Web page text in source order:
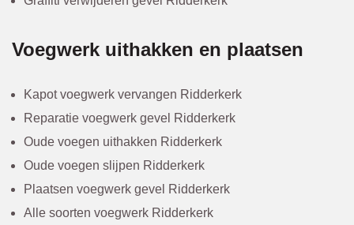
Voegwerk uithakken en plaatsen
Kapot voegwerk vervangen Ridderkerk
Reparatie voegwerk gevel Ridderkerk
Oude voegen uithakken Ridderkerk
Oude voegen slijpen Ridderkerk
Plaatsen voegwerk gevel Ridderkerk
Alle soorten voegwerk Ridderkerk